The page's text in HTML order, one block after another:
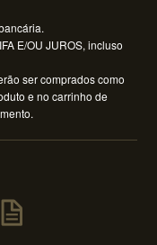
E/OU JUROS, incluso
ser comprados como
e no carrinho de